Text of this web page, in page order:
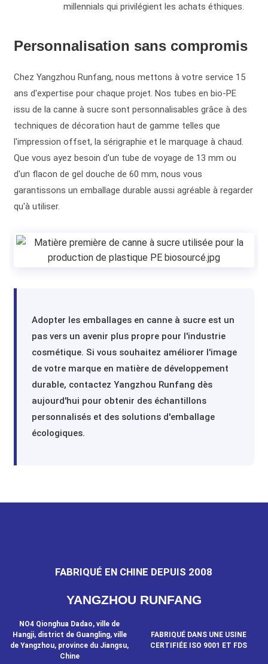
millennials qui privilégient les achats éthiques.
Personnalisation sans compromis
Chez Yangzhou Runfang, nous mettons à votre service 15
ans d'expertise pour chaque projet. Nos tubes en bio-PE
issu de la canne à sucre sont personnalisables grâce à des
techniques de décoration haut de gamme telles que
l'impression offset, la sérigraphie et le marquage à chaud.
Que vous ayez besoin d'un tube de voyage de 13 mm ou
d'un flacon de gel douche de 60 mm, nous vous
garantissons un emballage durable aussi agréable à regarder
qu'à utiliser.
Adopter les emballages en canne à sucre est un
pas vers un avenir plus propre pour l'industrie
cosmétique. Si vous souhaitez améliorer l'image
de votre marque en matière de développement
durable, contactez Yangzhou Runfang dès
aujourd'hui pour obtenir des échantillons
personnalisés et des solutions d'emballage
écologiques.
FABRIQUÉ EN CHINE DEPUIS 2008
YANGZHOU RUNFANG
NO4 Qionghua Dadao, ville de
Hangji, district de Guangling, ville
de Yangzhou, province du Jiangsu,
Chine
FABRIQUÉ DANS UNE USINE
CERTIFIÉE ISO 9001 ET FDS